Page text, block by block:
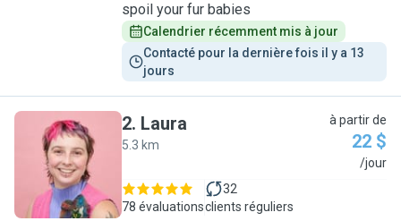
spoil your fur babies
Calendrier récemment mis à jour
Contacté pour la dernière fois il y a 13
jours
L
2. Laura
5.3 km
à partir de
22 $
/jour
78 évaluations
32
clients réguliers